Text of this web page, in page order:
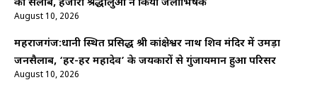
का सैलाब, हजारों श्रद्धालुओं ने किया जलाभिषेक
August 10, 2026
महराजगंज:धानी स्थित प्रसिद्ध श्री कांक्षेश्वर नाथ शिव मंदिर में उमड़ा
जनसैलाब, ‘हर-हर महादेव’ के जयकारों से गुंजायमान हुआ परिसर
August 10, 2026